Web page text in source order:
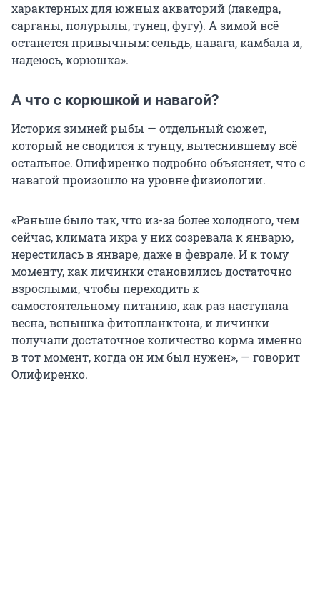
характерных для южных акваторий (лакедра,
сарганы, полурылы, тунец, фугу). А зимой всё
останется привычным: сельдь, навага, камбала и,
надеюсь, корюшка».
А что с корюшкой и навагой?
История зимней рыбы — отдельный сюжет,
который не сводится к тунцу, вытеснившему всё
остальное. Олифиренко подробно объясняет, что с
навагой произошло на уровне физиологии.
«Раньше было так, что из-за более холодного, чем
сейчас, климата икра у них созревала к январю,
нерестилась в январе, даже в феврале. И к тому
моменту, как личинки становились достаточно
взрослыми, чтобы переходить к
самостоятельному питанию, как раз наступала
весна, вспышка фитопланктона, и личинки
получали достаточное количество корма именно
в тот момент, когда он им был нужен», — говорит
Олифиренко.